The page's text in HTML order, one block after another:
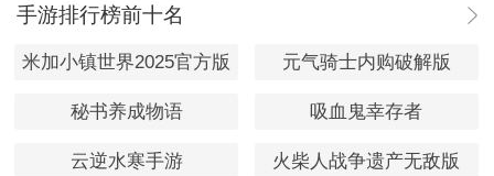
手游排行榜前十名
米加小镇世界2025官方版 元气骑士内购破解版
秘书养成物语 吸血鬼幸存者
云逆水寒手游 火柴人战争遗产无敌版